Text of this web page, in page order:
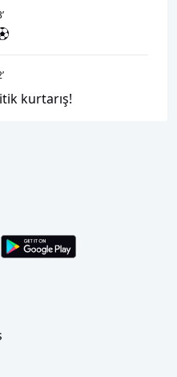
’
’
kurtarış!